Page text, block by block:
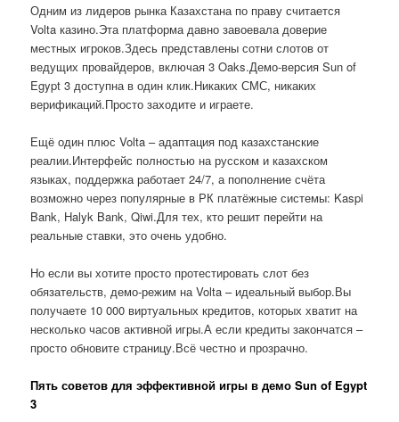
Одним из лидеров рынка Казахстана по праву считается
Volta казино.Эта платформа давно завоевала доверие
местных игроков.Здесь представлены сотни слотов от
ведущих провайдеров, включая 3 Oaks.Демо-версия Sun of
Egypt 3 доступна в один клик.Никаких СМС, никаких
верификаций.Просто заходите и играете.
Ещё один плюс Volta – адаптация под казахстанские
реалии.Интерфейс полностью на русском и казахском
языках, поддержка работает 24/7, а пополнение счёта
возможно через популярные в РК платёжные системы: Kaspi
Bank, Halyk Bank, Qiwi.Для тех, кто решит перейти на
реальные ставки, это очень удобно.
Но если вы хотите просто протестировать слот без
обязательств, демо-режим на Volta – идеальный выбор.Вы
получаете 10 000 виртуальных кредитов, которых хватит на
несколько часов активной игры.А если кредиты закончатся –
просто обновите страницу.Всё честно и прозрачно.
Пять советов для эффективной игры в демо Sun of Egypt
3